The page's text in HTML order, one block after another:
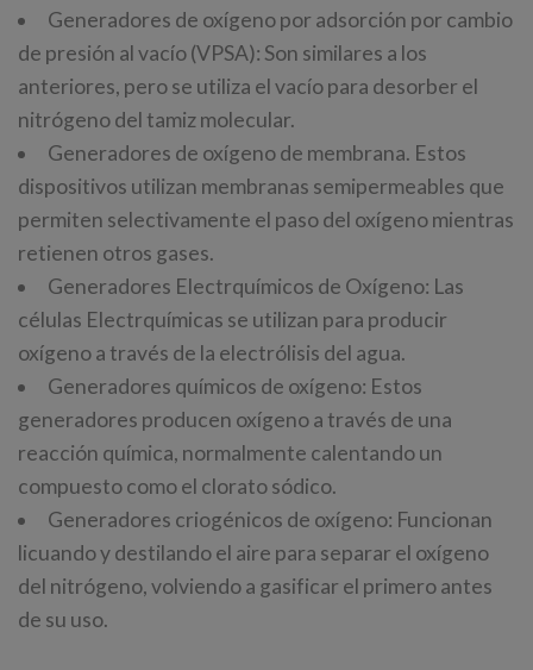
Generadores de oxígeno por adsorción por cambio
de presión al vacío (VPSA): Son similares a los
anteriores, pero se utiliza el vacío para desorber el
nitrógeno del tamiz molecular.
Generadores de oxígeno de membrana. Estos
dispositivos utilizan membranas semipermeables que
permiten selectivamente el paso del oxígeno mientras
retienen otros gases.
Generadores Electrquímicos de Oxígeno: Las
células Electrquímicas se utilizan para producir
oxígeno a través de la electrólisis del agua.
Generadores químicos de oxígeno: Estos
generadores producen oxígeno a través de una
reacción química, normalmente calentando un
compuesto como el clorato sódico.
Generadores criogénicos de oxígeno: Funcionan
licuando y destilando el aire para separar el oxígeno
del nitrógeno, volviendo a gasificar el primero antes
de su uso.